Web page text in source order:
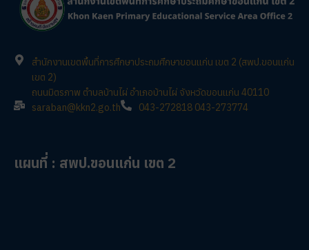
สำนักงานเขตพื้นที่การศึกษาประถมศึกษาขอนแก่น เขต 2 (สพป.ขอนแก่น
เขต 2)
ถนนมิตรภาพ ตำบลบ้านไผ่ อำเภอบ้านไผ่ จังหวัดขอนแก่น 40110
saraban@kkn2.go.th
043-272818 043-273774
แผนที่ : สพป.ขอนแก่น เขต 2